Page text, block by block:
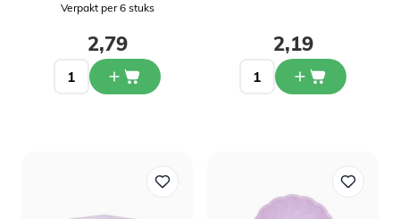
Verpakt per 6 stuks
2,79 2,19